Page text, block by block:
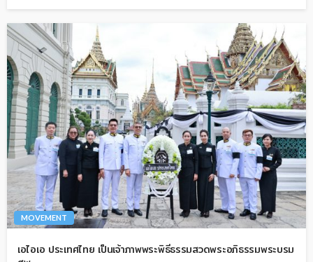
MOVEMENT
เอไอเอ ประเทศไทย เป็นเจ้าภาพพระพิธีธรรมสวดพระอภิธรรมพระบรม